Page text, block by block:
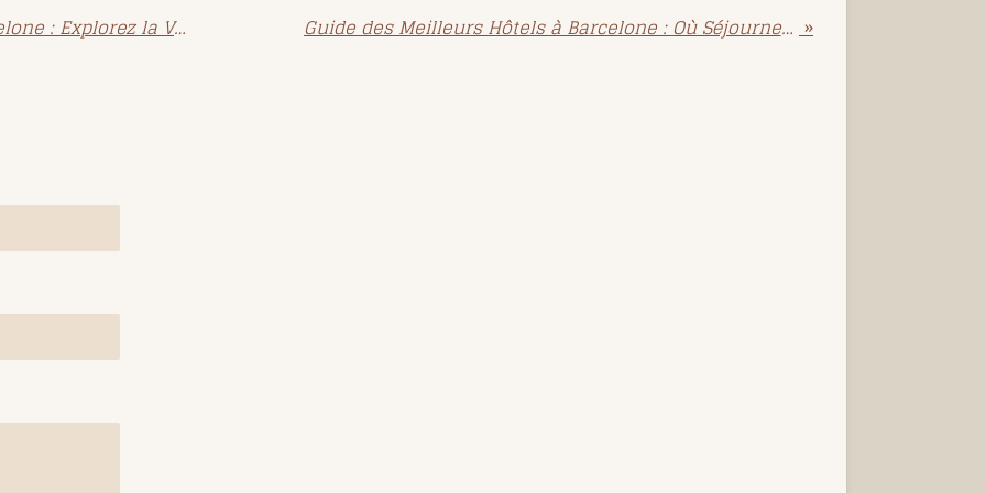
Guide des Activités à Faire à Barcelone : Explorez la Ville sous Tous les Angles Guide des Meilleurs Hôtels à Barcelone : Où Séjourner pour une Expérience Inoubliable »